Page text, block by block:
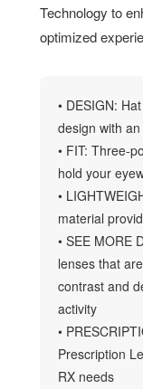
Technology to
optimized
• DESIGN:
design with
• FIT: Three-
hold your
•
material
• SEE MORE
lenses that
contrast and
activity
•
Prescription
RX needs